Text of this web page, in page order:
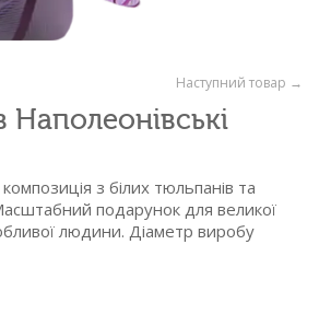
Наступний товар →
Наполеонівські
з білих тюльпанів та
подарунок для великої
​​людини. Діаметр виробу